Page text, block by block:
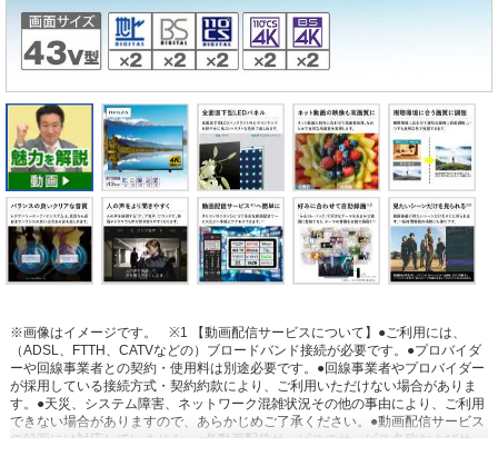
※画像はイメージです。
※1 【動画配信サービスについて】●ご利用には、
（ADSL、FTTH、CATVなどの）ブロードバンド接続が必要です。●プロバイダ
ーや回線事業者との契約・使用料は別途必要です。●回線事業者やプロバイダー
が採用している接続方式・契約約款により、ご利用いただけない場合がありま
す。●天災、システム障害、ネットワーク混雑状況その他の事由により、ご利用
できない場合がありますので、あらかじめご了承ください。●動画配信サービス
の録画には対応していません。●各動画配信サービスのサービス名称およびサー